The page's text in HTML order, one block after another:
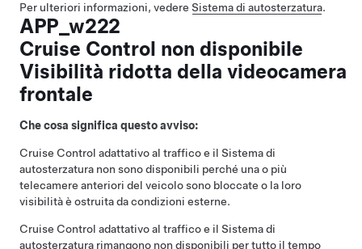
Per ulteriori informazioni, vedere Sistema di autosterzatura.
APP_w222
Cruise Control non disponibile
Visibilità ridotta della videocamera
frontale
Che cosa significa questo avviso:
Cruise Control adattativo al trafficoe il Sistema di
autosterzatura non sono disponibili perché una o più
telecamere anteriori del veicolo sono bloccate o la loro
visibilità è ostruita da condizioni esterne.
Cruise Control adattativo al trafficoe il Sistema di
autosterzatura rimangono non disponibili per tutto il tempo